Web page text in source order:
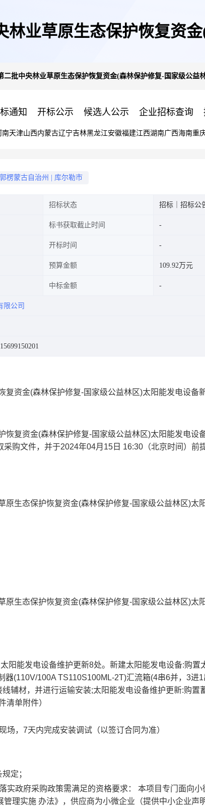
林业草原生态保护恢复资
二批中央林业草原生态保护恢复资金(森林保护修复-国家级公
通知 开标公示 候选人公示 企业招标查询
南天津山西内蒙古辽宁吉林黑龙江安徽福建江西湖南广西海南重
楞蒙古自治州 库尔勒市
招标状态 招标｜招标公
标书获取截止时间
开标时间
预算金额 109.92万元
中标金额
限公司
复资金(森林保护修复-国家级公益林区)太阳能发电设备
恢复资金(森林保护修复-国家级公益林区)太阳能发电设
采购文件，并于2024年04月15日 16:30 （北京时间）前
原生态保护恢复资金(森林保护修复-国家级公益林区)太
原生态保护恢复资金(森林保护修复-国家级公益林区)太
阳能发电设备维护更新8处。新建太阳能发电设备:购置
(110V/100A TS110S100ML-2T)汇流箱(4串6并，3进
辅材，并进行运输安装;太阳能发电设备维护更新:购置
清单附件）
场，7天内完成安装调试（以签订合同为准）
定；
实政府采购政策需满足的资格要求： 本项目专门面向小
理实施 办法》，供应商为小微企业（提供中小企业声